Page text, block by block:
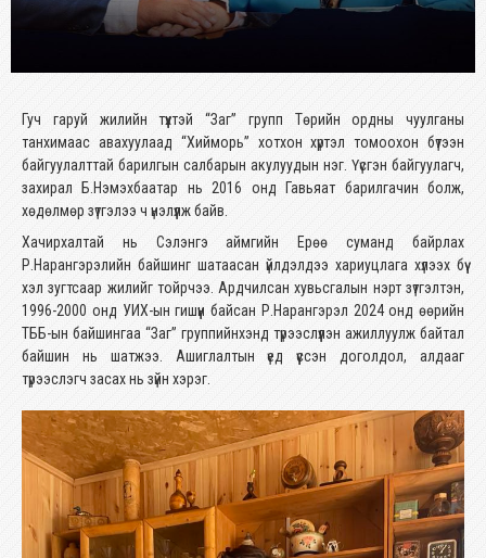
Гуч гаруй жилийн түүхтэй “Заг” групп Төрийн ордны чуулганы
танхимаас авахуулаад “Хийморь” хотхон хүртэл томоохон бүтээн
байгуулалттай барилгын салбарын акулуудын нэг. Үүсгэн байгуулагч,
захирал Б.Нэмэхбаатар нь 2016 онд Гавьяат барилгачин болж,
хөдөлмөр зүтгэлээ ч үнэлүүлж байв.
Хачирхалтай нь Сэлэнгэ аймгийн Ерөө суманд байрлах
Р.Нарангэрэлийн байшинг шатаасан үйлдэлдээ хариуцлага хүлээх бүү
хэл зугтсаар жилийг тойрчээ. Ардчилсан хувьсгалын нэрт зүтгэлтэн,
1996-2000 онд УИХ-ын гишүүн байсан Р.Нарангэрэл 2024 онд өөрийн
ТББ-ын байшингаа “Заг” группийнхэнд түрээслүүлэн ажиллуулж байтал
байшин нь шатжээ. Ашиглалтын үед үүссэн доголдол, алдааг
түрээслэгч засах нь зүйн хэрэг.